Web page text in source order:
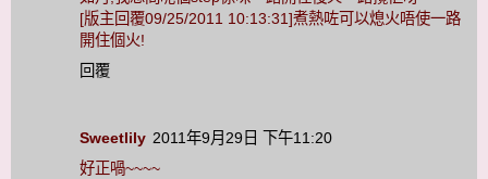
[版主回覆09/25/2011 10:13:31]煮熱咗可以熄火唔使一路
開住個火!
回覆
Sweetlily 2011年9月29日 下午11:20
好正喎~~~~